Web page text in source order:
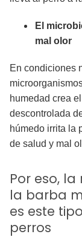
El
mal olor
En condiciones
humedad crea
descontrolada
húmedo irrita la
de salud y mal
Por eso,
la barba
es este
perros